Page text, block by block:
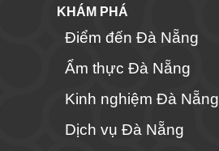
KHÁM PHÁ
Điểm đến Đà Nẵng
Ẩm thực Đà Nẵng
Kinh nghiệm Đà Nẵng
Dịch vụ Đà Nẵng